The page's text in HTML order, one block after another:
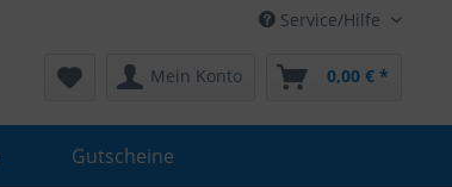
Service/Hilfe
Mein Konto 0,00 € *
Gutscheine